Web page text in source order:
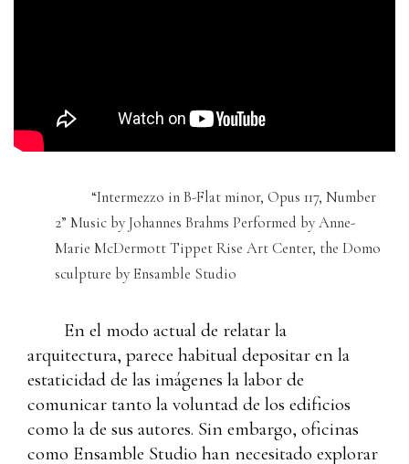
“Intermezzo in B-Flat minor, Opus 117, Number
2” Music by Johannes Brahms Performed by Anne-
Marie McDermott Tippet Rise Art Center, the Domo
sculpture by Ensamble Studio
En el modo actual de relatar la
arquitectura, parece habitual depositar en la
estaticidad de las imágenes la labor de
comunicar tanto la voluntad de los edificios
como la de sus autores. Sin embargo, oficinas
como Ensamble Studio han necesitado explorar